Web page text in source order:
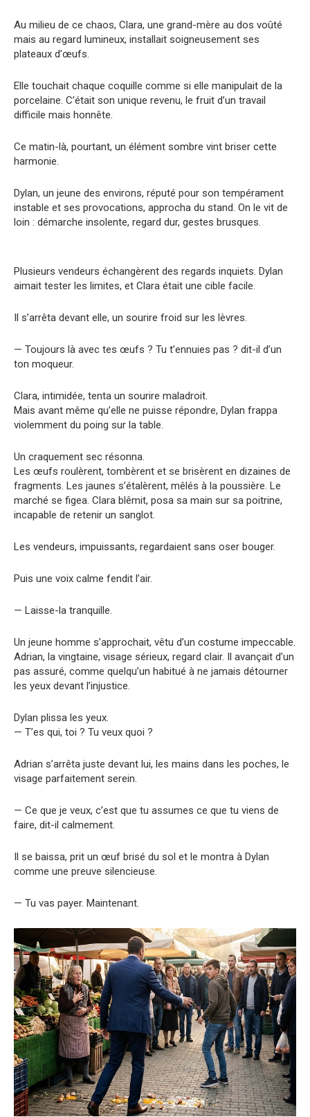
Au milieu de ce chaos, Clara, une grand-mère au dos voûté
mais au regard lumineux, installait soigneusement ses
plateaux d’œufs.
Elle touchait chaque coquille comme si elle manipulait de la
porcelaine. C’était son unique revenu, le fruit d’un travail
difficile mais honnête.
Ce matin-là, pourtant, un élément sombre vint briser cette
harmonie.
Dylan, un jeune des environs, réputé pour son tempérament
instable et ses provocations, approcha du stand. On le vit de
loin : démarche insolente, regard dur, gestes brusques.
Plusieurs vendeurs échangèrent des regards inquiets. Dylan
aimait tester les limites, et Clara était une cible facile.
Il s’arrêta devant elle, un sourire froid sur les lèvres.
— Toujours là avec tes œufs ? Tu t’ennuies pas ? dit-il d’un
ton moqueur.
Clara, intimidée, tenta un sourire maladroit.
Mais avant même qu’elle ne puisse répondre, Dylan frappa
violemment du poing sur la table.
Un craquement sec résonna.
Les œufs roulèrent, tombèrent et se brisèrent en dizaines de
fragments. Les jaunes s’étalèrent, mêlés à la poussière. Le
marché se figea. Clara blêmit, posa sa main sur sa poitrine,
incapable de retenir un sanglot.
Les vendeurs, impuissants, regardaient sans oser bouger.
Puis une voix calme fendit l’air.
— Laisse-la tranquille.
Un jeune homme s’approchait, vêtu d’un costume impeccable.
Adrian, la vingtaine, visage sérieux, regard clair. Il avançait d’un
pas assuré, comme quelqu’un habitué à ne jamais détourner
les yeux devant l’injustice.
Dylan plissa les yeux.
— T’es qui, toi ? Tu veux quoi ?
Adrian s’arrêta juste devant lui, les mains dans les poches, le
visage parfaitement serein.
— Ce que je veux, c’est que tu assumes ce que tu viens de
faire, dit-il calmement.
Il se baissa, prit un œuf brisé du sol et le montra à Dylan
comme une preuve silencieuse.
— Tu vas payer. Maintenant.